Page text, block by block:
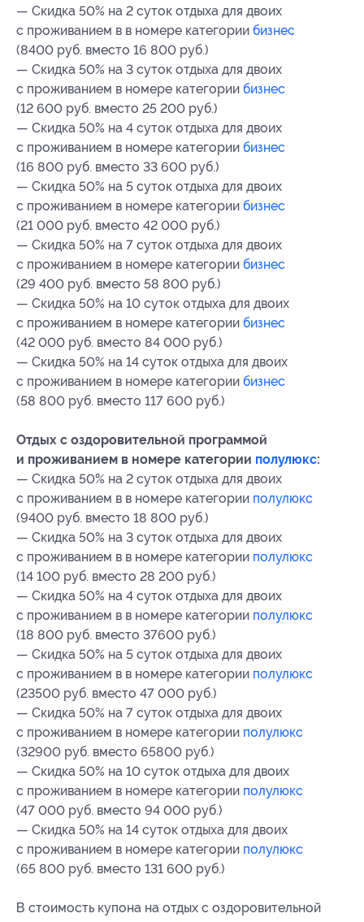
— Скидка 50% на 2 суток отдыха для двоих
с проживанием в в номере категории бизнес
(8400 руб. вместо 16 800 руб.)
— Скидка 50% на 3 суток отдыха для двоих
с проживанием в номере категории бизнес
(12 600 руб. вместо 25 200 руб.)
— Скидка 50% на 4 суток отдыха для двоих
с проживанием в номере категории бизнес
(16 800 руб. вместо 33 600 руб.)
— Скидка 50% на 5 суток отдыха для двоих
с проживанием в номере категории бизнес
(21 000 руб. вместо 42 000 руб.)
— Скидка 50% на 7 суток отдыха для двоих
с проживанием в номере категории бизнес
(29 400 руб. вместо 58 800 руб.)
— Скидка 50% на 10 суток отдыха для двоих
с проживанием в номере категории бизнес
(42 000 руб. вместо 84 000 руб.)
— Скидка 50% на 14 суток отдыха для двоих
с проживанием в номере категории бизнес
(58 800 руб. вместо 117 600 руб.)
Отдых с оздоровительной программой
и проживанием в номере категории полулюкс:
— Скидка 50% на 2 суток отдыха для двоих
с проживанием в в номере категории полулюкс
(9400 руб. вместо 18 800 руб.)
— Скидка 50% на 3 суток отдыха для двоих
с проживанием в в номере категории полулюкс
(14 100 руб. вместо 28 200 руб.)
— Скидка 50% на 4 суток отдыха для двоих
с проживанием в в номере категории полулюкс
(18 800 руб. вместо 37600 руб.)
— Скидка 50% на 5 суток отдыха для двоих
с проживанием в в номере категории полулюкс
(23500 руб. вместо 47 000 руб.)
— Скидка 50% на 7 суток отдыха для двоих
с проживанием в номере категории полулюкс
(32900 руб. вместо 65800 руб.)
— Скидка 50% на 10 суток отдыха для двоих
с проживанием в номере категории полулюкс
(47 000 руб. вместо 94 000 руб.)
— Скидка 50% на 14 суток отдыха для двоих
с проживанием в номере категории полулюкс
(65 800 руб. вместо 131 600 руб.)
В стоимость купона на отдых с оздоровительной